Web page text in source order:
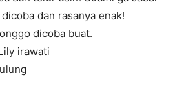
dan rasanya enak!
dicoba buat.
irawati